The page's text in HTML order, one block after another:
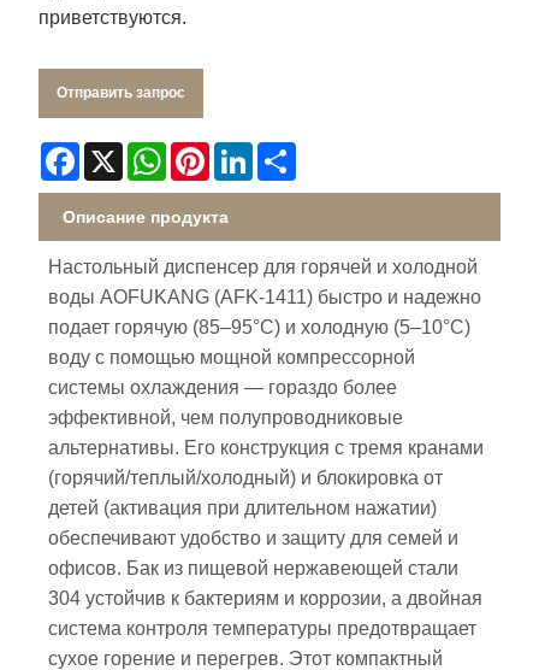
приветствуются.
Отправить запрос
Facebook
X WhatsApp
PinterestLinkedIn
Описание продукта
Настольный диспенсер для горячей и холодной
воды AOFUKANG (AFK‑1411) быстро и надежно
подает горячую (85–95°C) и холодную (5–10°C)
воду с помощью мощной компрессорной
системы охлаждения — гораздо более
эффективной, чем полупроводниковые
альтернативы. Его конструкция с тремя кранами
(горячий/теплый/холодный) и блокировка от
детей (активация при длительном нажатии)
обеспечивают удобство и защиту для семей и
офисов. Бак из пищевой нержавеющей стали
304 устойчив к бактериям и коррозии, а двойная
система контроля температуры предотвращает
сухое горение и перегрев. Этот компактный